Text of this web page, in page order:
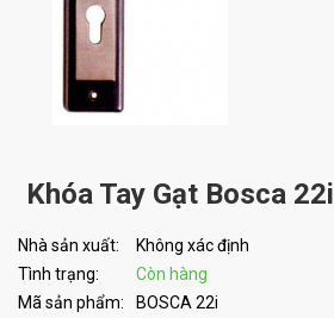
Khóa Tay Gạt Bosca 22i
Nhà sản xuất:
Không xác định
Tình trạng:
Còn hàng
Mã sản phẩm:
BOSCA 22i